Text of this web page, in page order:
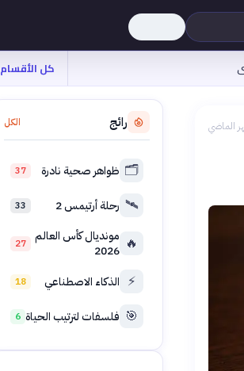
كل الأقسام
الماضي رائج الكل
🗂️ ظواهر صحية نادرة 37
🛰️ رحلة أرتيمس 2 33
🔥 مونديال كأس العالم
2026
27
⚡ الذكاء الاصطناعي 18
🎯 فلسفات لترتيب الحياة 6